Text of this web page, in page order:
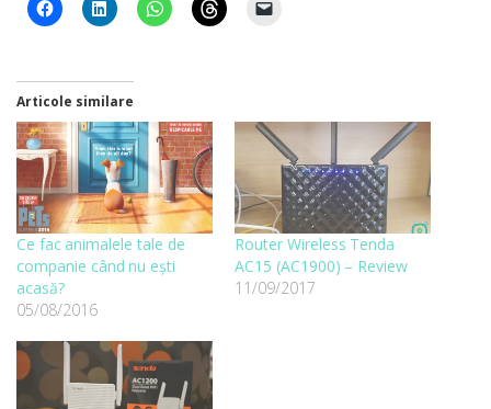
Articole similare
Ce fac animalele tale de
companie când nu ești
acasă?
05/08/2016
Router Wireless Tenda
AC15 (AC1900) – Review
11/09/2017